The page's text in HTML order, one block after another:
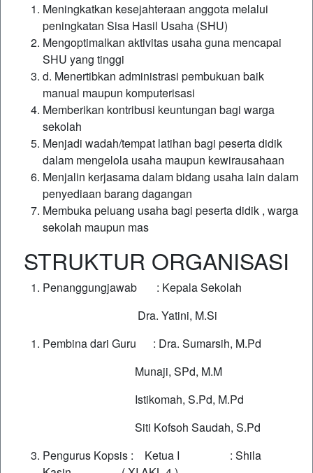
Meningkatkan kesejahteraan anggota melalui
peningkatan Sisa Hasil Usaha (SHU)
Mengoptimalkan aktivitas usaha guna mencapai
SHU yang tinggi
d. Menertibkan administrasi pembukuan baik
manual maupun komputerisasi
Memberikan kontribusi keuntungan bagi warga
sekolah
Menjadi wadah/tempat latihan bagi peserta didik
dalam mengelola usaha maupun kewirausahaan
Menjalin kerjasama dalam bidang usaha lain dalam
penyediaan barang dagangan
Membuka peluang usaha bagi peserta didik , warga
sekolah maupun mas
STRUKTUR ORGANISASI
Penanggungjawab : Kepala Sekolah
Dra. Yatini, M.Si
Pembina dari Guru : Dra. Sumarsih, M.Pd
Munaji, SPd, M.M
Istikomah, S.Pd, M.Pd
Siti Kofsoh Saudah, S.Pd
Pengurus Kopsis : Ketua I : Shila